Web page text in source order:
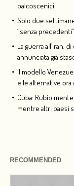
palcoscenici
Solo due
“senza precedenti”
La guerra all’Iran,
annunciata già
Il modello
e le alternative ora
Cuba: Rubio
mentre altri paesi
RECOMMENDED